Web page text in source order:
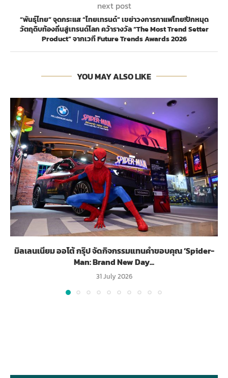
next post
“พันธุ์ไทย” จุดกระแส “ไทยเทรนด์” เขย่าวงการกาแฟไทย!ปักหมุด
วัตถุดิบท้องถิ่นสู่เทรนด์โลก คว้ารางวัล “The Most Trend Setter
Product” จากเวที Future Trends Awards 2026
YOU MAY ALSO LIKE
มิลเลนเนียม ออโต้ กรุ๊ป จัดกิจกรรมแทนคำขอบคุณ ‘Spider-
Man: Brand New Day...
31 July 2026